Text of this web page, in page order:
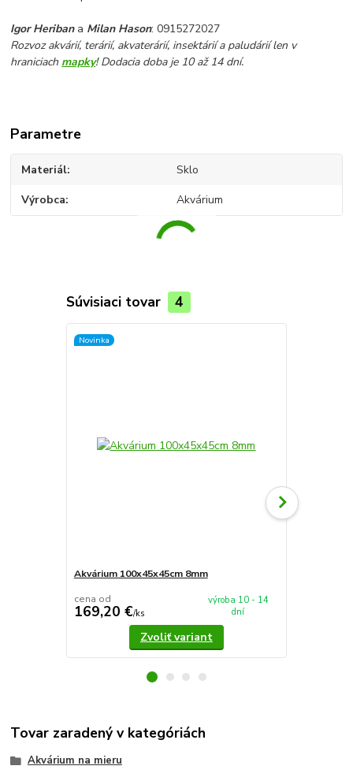
Igor Heribana Milan Hason: 0915272027
Rozvoz akvárií, terárií, akvaterárií, insektárií a paludárií len v
hraniciach mapky! Dodacia doba je 10 až 14 dní.
Parametre
Materiál Sklo
Výrobca Akvárium
Súvisiaci tovar 4
Novinka
Akvárium 100x45x45cm 8mm
cena od
169,20 €/ks
výroba 10 - 14
dní
Zvoliť variant
Tovar zaradený v kategóriách
Akvárium na mieru